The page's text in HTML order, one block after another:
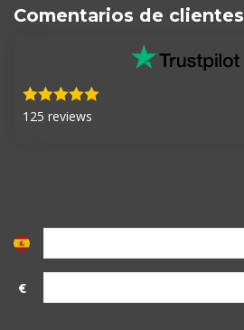
Comentarios de clientes
125 reviews
€